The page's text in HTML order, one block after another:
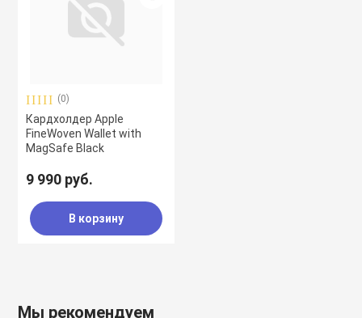
(0)
Кардхолдер Apple
FineWoven Wallet with
MagSafe Black
9 990 руб.
В корзину
Мы рекомендуем